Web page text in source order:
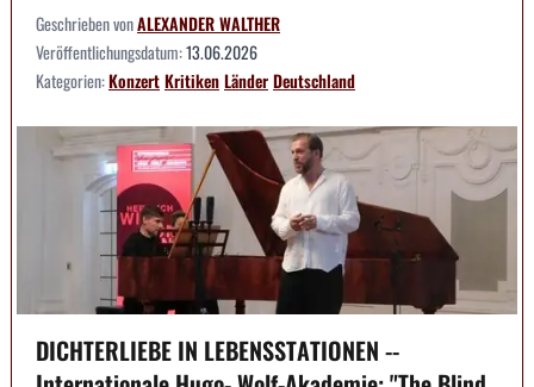
Geschrieben vonALEXANDER WALTHER
Veröffentlichungsdatum:13.06.2026
Kategorien:KonzertKritikenLänderDeutschland
DICHTERLIEBE IN LEBENSSTATIONEN --